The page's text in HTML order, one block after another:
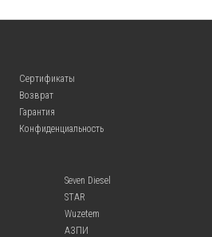
Сертификаты
Возврат
Гарантия
Конфиденциальность
Seven Diesel
STAR
Wuzetem
АЗПИ